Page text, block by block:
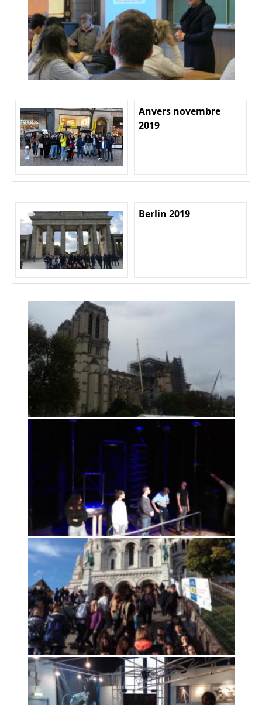
Anvers novembre
2019
Berlin 2019